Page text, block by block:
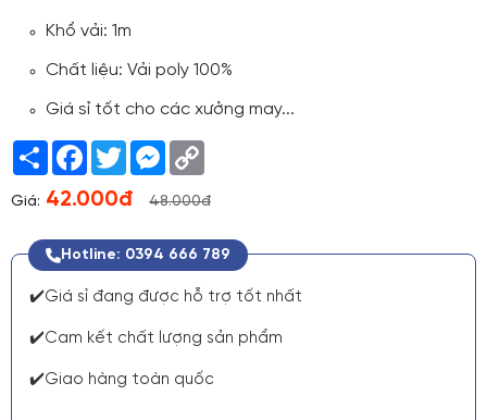
Khổ vải: 1m
Chất liệu: Vải poly 100%
Giá sỉ tốt cho các xưởng may...
Share Facebook
TwitterMessenger
Giá: 42.000đ 48.000đ
Hotline: 0394 666 789
✔️Giá sỉ đang được hỗ trợ tốt nhất
✔️Cam kết chất lượng sản phẩm
✔️Giao hàng toàn quốc